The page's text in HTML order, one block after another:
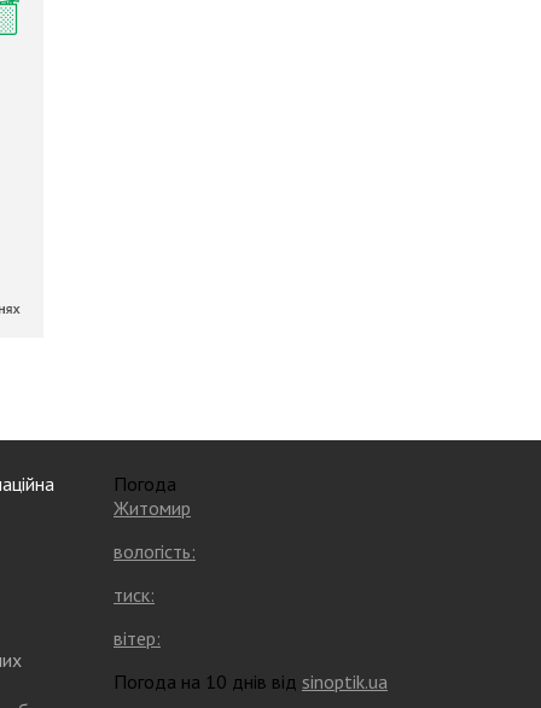
Погода
Житомир
вологість:
тиск:
вітер:
Погода на 10 днів від sinoptik.ua